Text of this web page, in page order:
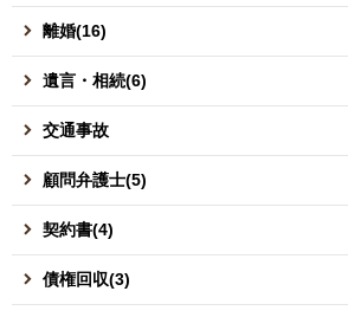
離婚(16)
遺言・相続(6)
交通事故
顧問弁護士(5)
契約書(4)
債権回収(3)